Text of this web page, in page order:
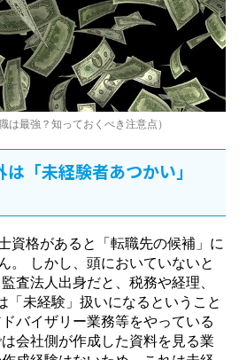
は最強？知っておくべき注意点）
「未経験者あつかい」
資格があると「転職先の候補」に
。 しかし、頭においていないと
査法人出身だと、税務や経理、
「未経験」扱いになるということ
バイザリー業務等をやっている
会社側が作成した資料を見る業